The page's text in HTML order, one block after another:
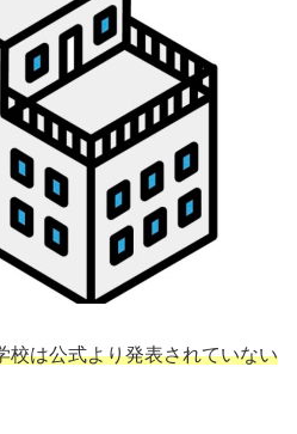
校は公式より発表されていない